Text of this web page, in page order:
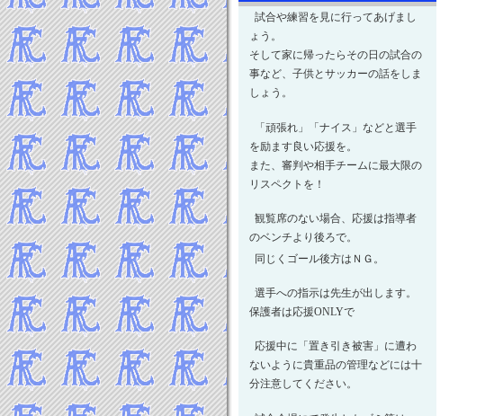
2024年5月
2024年4月
2024年3月
2024年2月
2024年1月
-----2023年 試合結果▼
2023年12月
2023年11月
2023年10月
2023年8月
2023年7月
2023年4月
2023年3月
2023年2月
2023年1月
-----2022年 試合結果▼
試合や練習を見に行ってあげまし
ょう。
そして家に帰ったらその日の試合の
事など、子供とサッカーの話をしま
しょう。
「頑張れ」「ナイス」などと選手
を励ます良い応援を。
また、審判や相手チームに最大限の
リスペクトを！
観覧席のない場合、応援は指導者
のベンチより後ろで。
同じくゴール後方はＮＧ。
選手への指示は先生が出します。
保護者は応援ONLYで
応援中に「置き引き被害」に遭わ
ないように貴重品の管理などには十
分注意してください。